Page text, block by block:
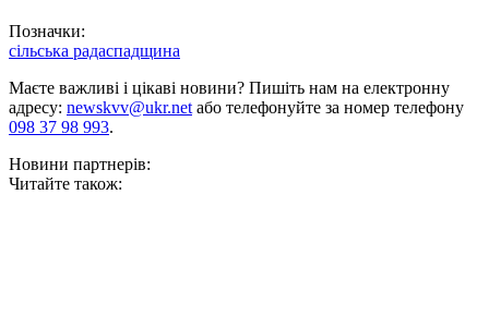
Позначки:
сільська радаспадщина
Маєте важливі і цікаві новини? Пишіть нам на електронну
адресу: newskvv@ukr.netабо телефонуйте за номер телефону
098 37 98 993.
Новини партнерів:
Читайте також: